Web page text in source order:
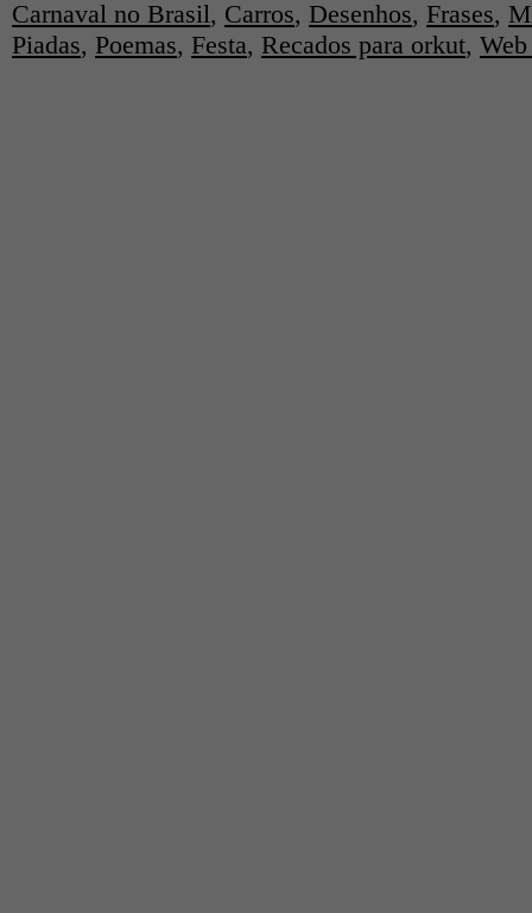
Carnaval no Brasil, Carros, Desenhos, Frases,
Piadas, Poemas, Festa, Recados para orkut,